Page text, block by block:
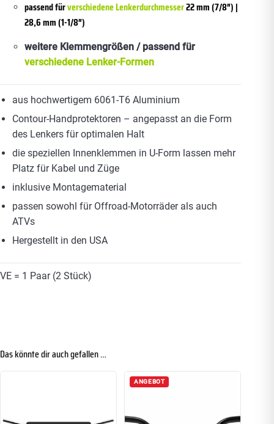
passend fürverschiedene Lenkerdurchmesser22 mm (7/8″) |
28,6 mm (1-1/8″)
weitere Klemmengrößen / passend für
verschiedene Lenker-Formen
aus hochwertigem 6061-T6 Aluminium
Contour-Handprotektoren – angepasst an die Form
des Lenkers für optimalen Halt
die speziellen Innenklemmen in U-Form lassen mehr
Platz für Kabel und Züge
inklusive Montagematerial
passen sowohl für Offroad-Motorräder als auch
ATVs
Hergestellt in den USA
VE = 1 Paar (2 Stück)
Das könnte dir auch gefallen …
ANGEBOT